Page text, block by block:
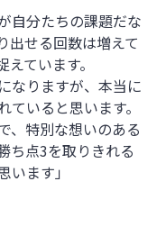
自分たちの課題だな
出せる回数は増えて
ています。
なりますが、本当に
いると思います。
、特別な想いのある
ち点3を取りきれる
ます」